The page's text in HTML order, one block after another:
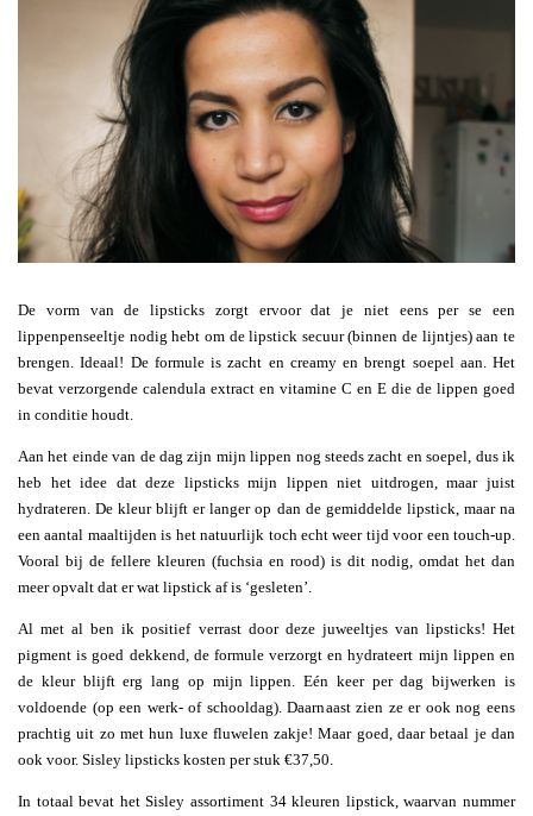
De vorm van de lipsticks zorgt ervoor dat je niet eens per se een
lippenpenseeltje nodig hebt om de lipstick secuur (binnen de lijntjes) aan te
brengen. Ideaal! De formule is zacht en creamy en brengt soepel aan. Het
bevat verzorgende calendula extract en vitamine C en E die de lippen goed
in conditie houdt.
Aan het einde van de dag zijn mijn lippen nog steeds zacht en soepel, dus ik
heb het idee dat deze lipsticks mijn lippen niet uitdrogen, maar juist
hydrateren. De kleur blijft er langer op dan de gemiddelde lipstick, maar na
een aantal maaltijden is het natuurlijk toch echt weer tijd voor een touch-up.
Vooral bij de fellere kleuren (fuchsia en rood) is dit nodig, omdat het dan
meer opvalt dat er wat lipstick af is ‘gesleten’.
Al met al ben ik positief verrast door deze juweeltjes van lipsticks! Het
pigment is goed dekkend, de formule verzorgt en hydrateert mijn lippen en
de kleur blijft erg lang op mijn lippen. Eén keer per dag bijwerken is
voldoende (op een werk- of schooldag). Daarnaast zien ze er ook nog eens
prachtig uit zo met hun luxe fluwelen zakje! Maar goed, daar betaal je dan
ook voor. Sisley lipsticks kosten per stuk €37,50.
In totaal bevat het Sisley assortiment 34 kleuren lipstick, waarvan nummer